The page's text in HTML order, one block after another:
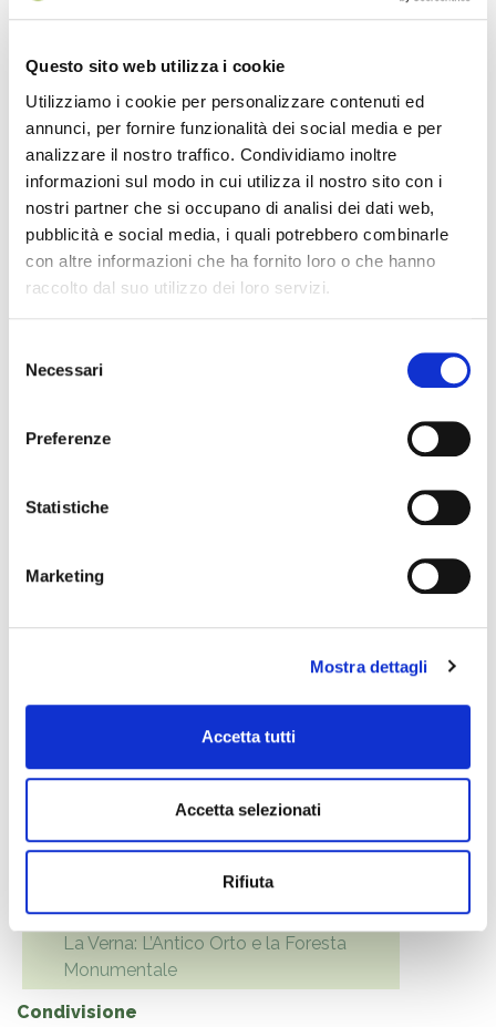
Questo sito web utilizza i cookie
Utilizziamo i cookie per personalizzare contenuti ed
annunci, per fornire funzionalità dei social media e per
analizzare il nostro traffico. Condividiamo inoltre
informazioni sul modo in cui utilizza il nostro sito con i
nostri partner che si occupano di analisi dei dati web,
pubblicità e social media, i quali potrebbero combinarle
con altre informazioni che ha fornito loro o che hanno
raccolto dal suo utilizzo dei loro servizi.
delNecessari
Preferenze
Statistiche
Marketing
Mostra dettagli
Accetta tutti
Accetta selezionati
Rifiuta
MEMORIA
Dall’11 al
EVENTI
7. Agosto 2026
Monumentale
7. Agosto 2026
La Verna: L’Antico Orto e la Foresta
Monumentale
Condivisione